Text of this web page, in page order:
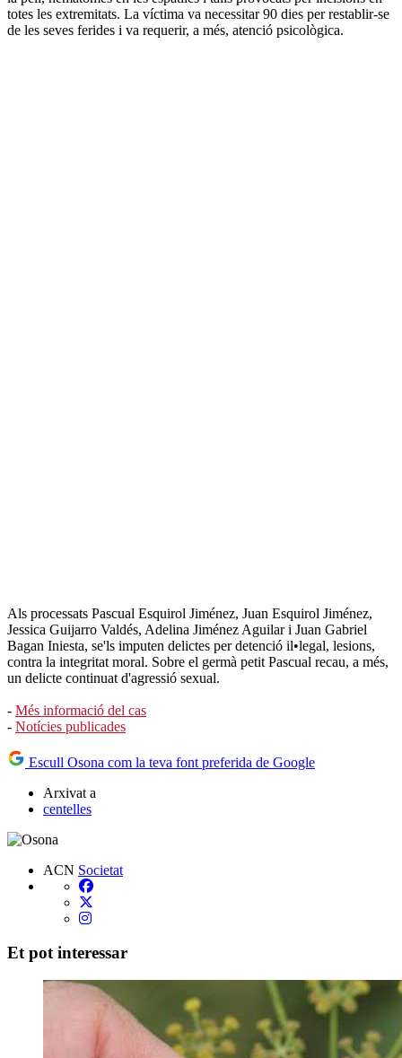
totes les extremitats. La víctima va necessitar 90 dies per restablir-se
de les seves ferides i va requerir, a més, atenció psicològica.
Als processats Pascual Esquirol Jiménez, Juan Esquirol Jiménez,
Jessica Guijarro Valdés, Adelina Jiménez Aguilar i Juan Gabriel
Bagan Iniesta, se'ls imputen delictes per detenció il•legal, lesions,
contra la integritat moral. Sobre el germà petit Pascual recau, a més,
un delicte continuat d'agressió sexual.
- Més informació del cas
- Notícies publicades
Escull Osona com la teva font preferida de Google
Arxivat a
centelles
ACN Societat
Et pot interessar